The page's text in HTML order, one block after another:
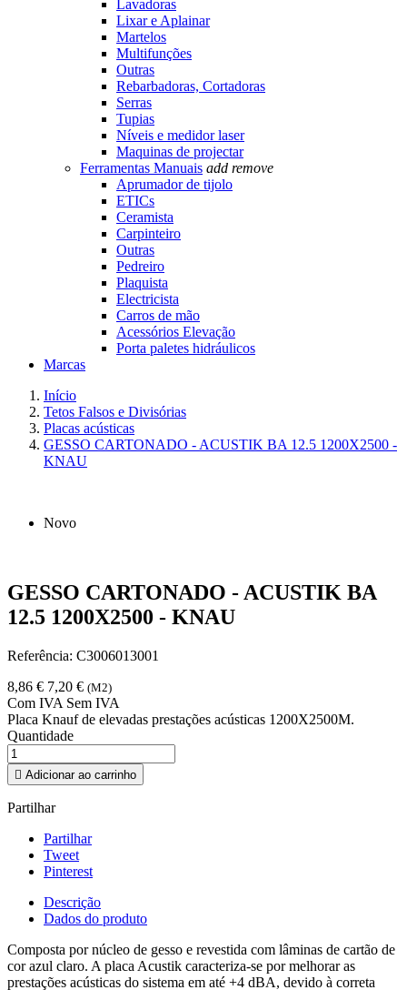
Lavadoras
Lixar e Aplainar
Martelos
Multifunções
Outras
Rebarbadoras, Cortadoras
Serras
Tupias
Níveis e medidor laser
Maquinas de projectar
Ferramentas Manuais add remove
Aprumador de tijolo
ETICs
Ceramista
Carpinteiro
Outras
Pedreiro
Plaquista
Electricista
Carros de mão
Acessórios Elevação
Porta paletes hidráulicos
Marcas
Início
Tetos Falsos e Divisórias
Placas acústicas
GESSO CARTONADO - ACUSTIK BA 12.5 1200X2500 -
KNAU
Novo
GESSO CARTONADO - ACUSTIK BA
12.5 1200X2500 - KNAU
Referência: C3006013001
8,86 € 7,20 € (M2)
Com IVA Sem IVA
Placa Knauf de elevadas prestações acústicas 1200X2500M.
Quantidade
 Adicionar ao carrinho
Partilhar
Partilhar
Tweet
Pinterest
Descrição
Dados do produto
Composta por núcleo de gesso e revestida com lâminas de cartão de
cor azul claro. A placa Acustik caracteriza-se por melhorar as
prestações acústicas do sistema em até +4 dBA, devido à correta